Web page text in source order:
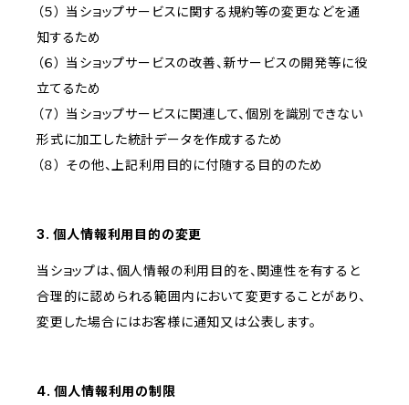
（５） 当ショップサービスに関する規約等の変更などを通
知するため
（６） 当ショップサービスの改善、新サービスの開発等に役
立てるため
（７） 当ショップサービスに関連して、個別を識別できない
形式に加工した統計データを作成するため
（８） その他、上記利用目的に付随する目的のため
3. 個人情報利用目的の変更
当ショップは、個人情報の利用目的を、関連性を有すると
合理的に認められる範囲内において変更することがあり、
変更した場合にはお客様に通知又は公表します。
4. 個人情報利用の制限